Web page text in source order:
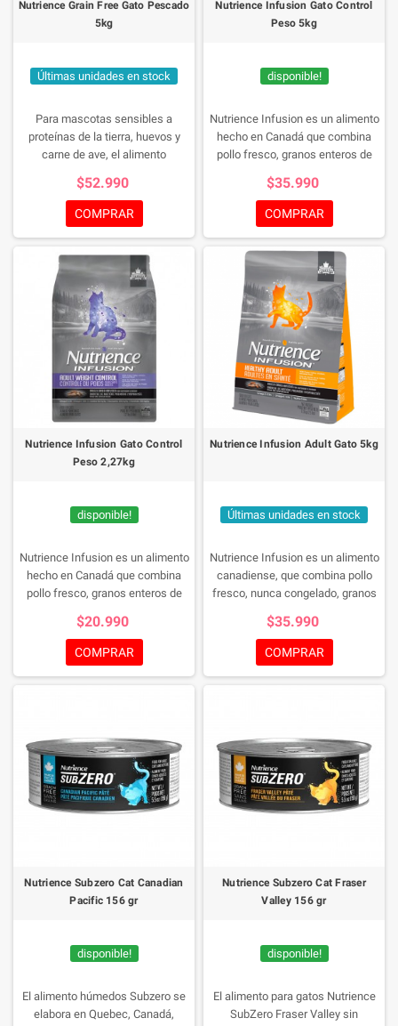
Nutrience Grain Free Gato Pescado
5kg
Últimas unidades en stock
Para mascotas sensibles a
proteínas de la tierra, huevos y
carne de ave, el alimento
de pescado oceánico también
constituye una dieta balanceada
para el gato promedio. Esta
fórmula sin gluten.
$52.990
COMPRAR
Nutrience Infusion Gato Control
Peso 5kg
disponible!
Nutrience Infusion es un alimento
hecho en Canadá que combina
pollo fresco, granos enteros de
frutas y productos botánicos ricos
en nutrientes, rico en proteínas.
infundido con hígado de pollo
liofilizado para un sabor superior
que incluso los gatos más finos
desearán.
$35.990
COMPRAR
Nutrience Infusion Gato Control
Peso 2,27kg
disponible!
Nutrience Infusion es un alimento
hecho en Canadá que combina
pollo fresco, granos enteros de
frutas y productos botánicos ricos
en nutrientes, rico en proteínas.
infundido con hígado de pollo
liofilizado para un sabor superior
$20.990
COMPRAR
Nutrience Infusion Adult Gato 5kg
Últimas unidades en stock
Nutrience Infusion es un alimento
canadiense, que combina pollo
fresco, nunca congelado, granos
verduras, frutas y nutrientes ricos
en plantas.
$35.990
COMPRAR
Nutrience Subzero Cat Canadian
Pacific 156 gr
disponible!
El alimento húmedos Subzero se
elabora en Quebec, Canadá,
Nutrience Subzero Cat Fraser
Valley 156 gr
disponible!
El alimento para gatos Nutrience
SubZero Fraser Valley sin